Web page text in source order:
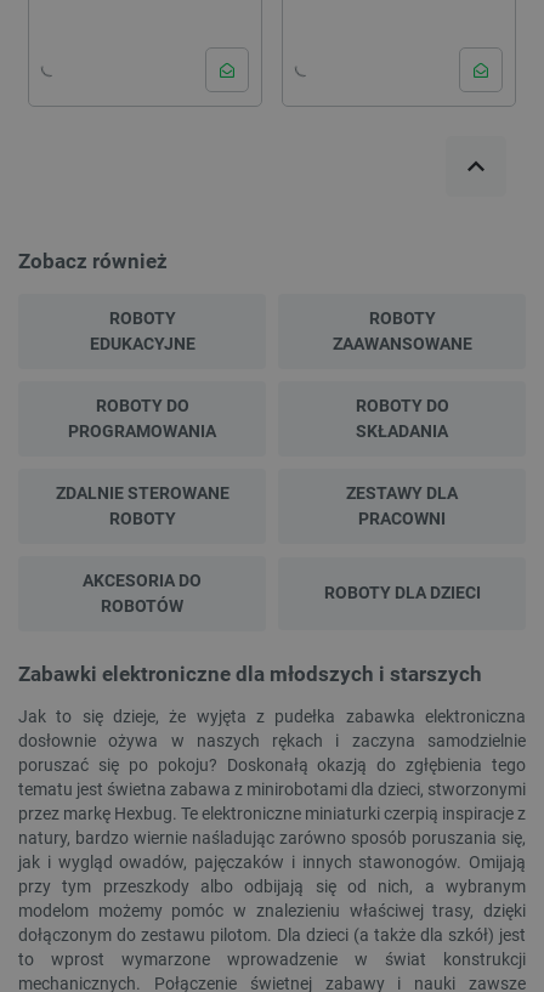
Zobacz również
ROBOTY
EDUKACYJNE
ROBOTY
ZAAWANSOWANE
ROBOTY DO
PROGRAMOWANIA
ROBOTY DO
SKŁADANIA
ZDALNIE STEROWANE
ROBOTY
ZESTAWY DLA
PRACOWNI
AKCESORIA DO
ROBOTÓW
ROBOTY DLA DZIECI
Zabawki elektroniczne dla młodszych i starszych
Jak to się dzieje, że wyjęta z pudełka zabawka elektroniczna
dosłownie ożywa w naszych rękach i zaczyna samodzielnie
poruszać się po pokoju? Doskonałą okazją do zgłębienia tego
tematu jest świetna zabawa z minirobotami dla dzieci, stworzonymi
przez markę Hexbug. Te elektroniczne miniaturki czerpią inspiracje z
natury, bardzo wiernie naśladując zarówno sposób poruszania się,
jak i wygląd owadów, pajęczaków i innych stawonogów. Omijają
przy tym przeszkody albo odbijają się od nich, a wybranym
modelom możemy pomóc w znalezieniu właściwej trasy, dzięki
dołączonym do zestawu pilotom. Dla dzieci (a także dla szkół) jest
to wprost wymarzone wprowadzenie w świat konstrukcji
mechanicznych. Połączenie świetnej zabawy i nauki zawsze